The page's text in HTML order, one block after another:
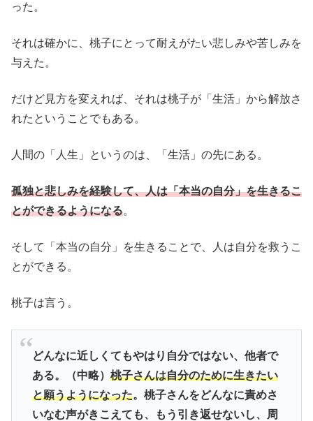
った。
それは確かに、桃子にとって耐えがたい悲しみや苦しみを
与えた。
だけど見方を変えれば、それは桃子が「生活」から解放さ
れたということでもある。
人間の「人生」というのは、「生活」の先にある。
孤独と悲しみを経験して、人は「本当の自分」を生きるこ
とができるようになる。
そして「本当の自分」を生きることで、人は自分を救うこ
とができる。
桃子は言う。
どんなに近しくてもやはり自分ではない、他者で
ある。（中略） 桃子さんは自分のために生きたい
と願うようになった。桃子さんをどんなに責めさ
いなむ声がきこえても、もう引き返せないし、周